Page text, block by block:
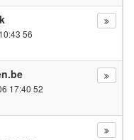
56
17:40 52